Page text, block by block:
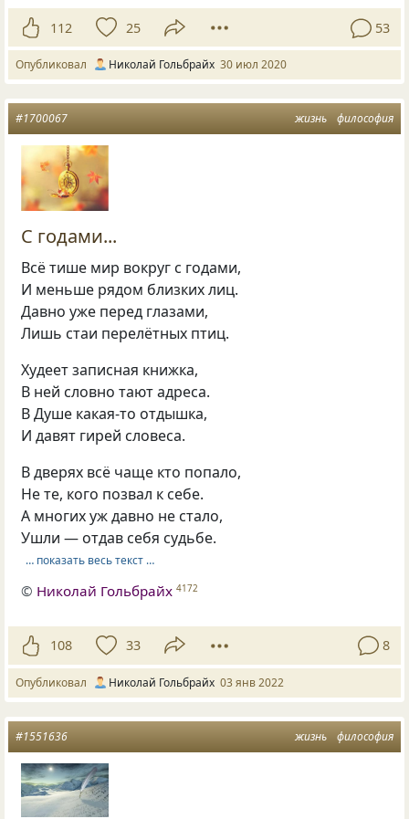
112 25 53
Опубликовал Николай Гольбрайх 30 июл 2020
жизнь философия
#1700067
С годами...
Всё тише мир вокруг с годами,
И меньше рядом близких лиц.
Давно уже перед глазами,
Лишь стаи перелётных птиц.
Худеет записная книжка,
В ней словно тают адреса.
В Душе какая-то отдышка,
И давят гирей словеса.
В дверях всё чаще кто попало,
Не те, кого позвал к себе.
А многих уж давно не стало,
Ушли — отдав себя судьбе.
… показать весь текст …
© Николай Гольбрайх 4172
108 33 8
Опубликовал Николай Гольбрайх 03 янв 2022
жизнь философия
#1551636